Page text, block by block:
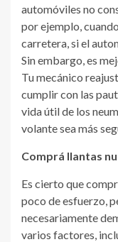
automóviles no
por ejemplo,
carretera, si el
Sin embargo, es
Tu mecánico
cumplir con las
vida útil de los
volante sea más
Comprá llantas
Es cierto que
poco de esfuerzo,
necesariamente
varios factores,